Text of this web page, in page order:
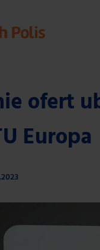
ofert
Europa